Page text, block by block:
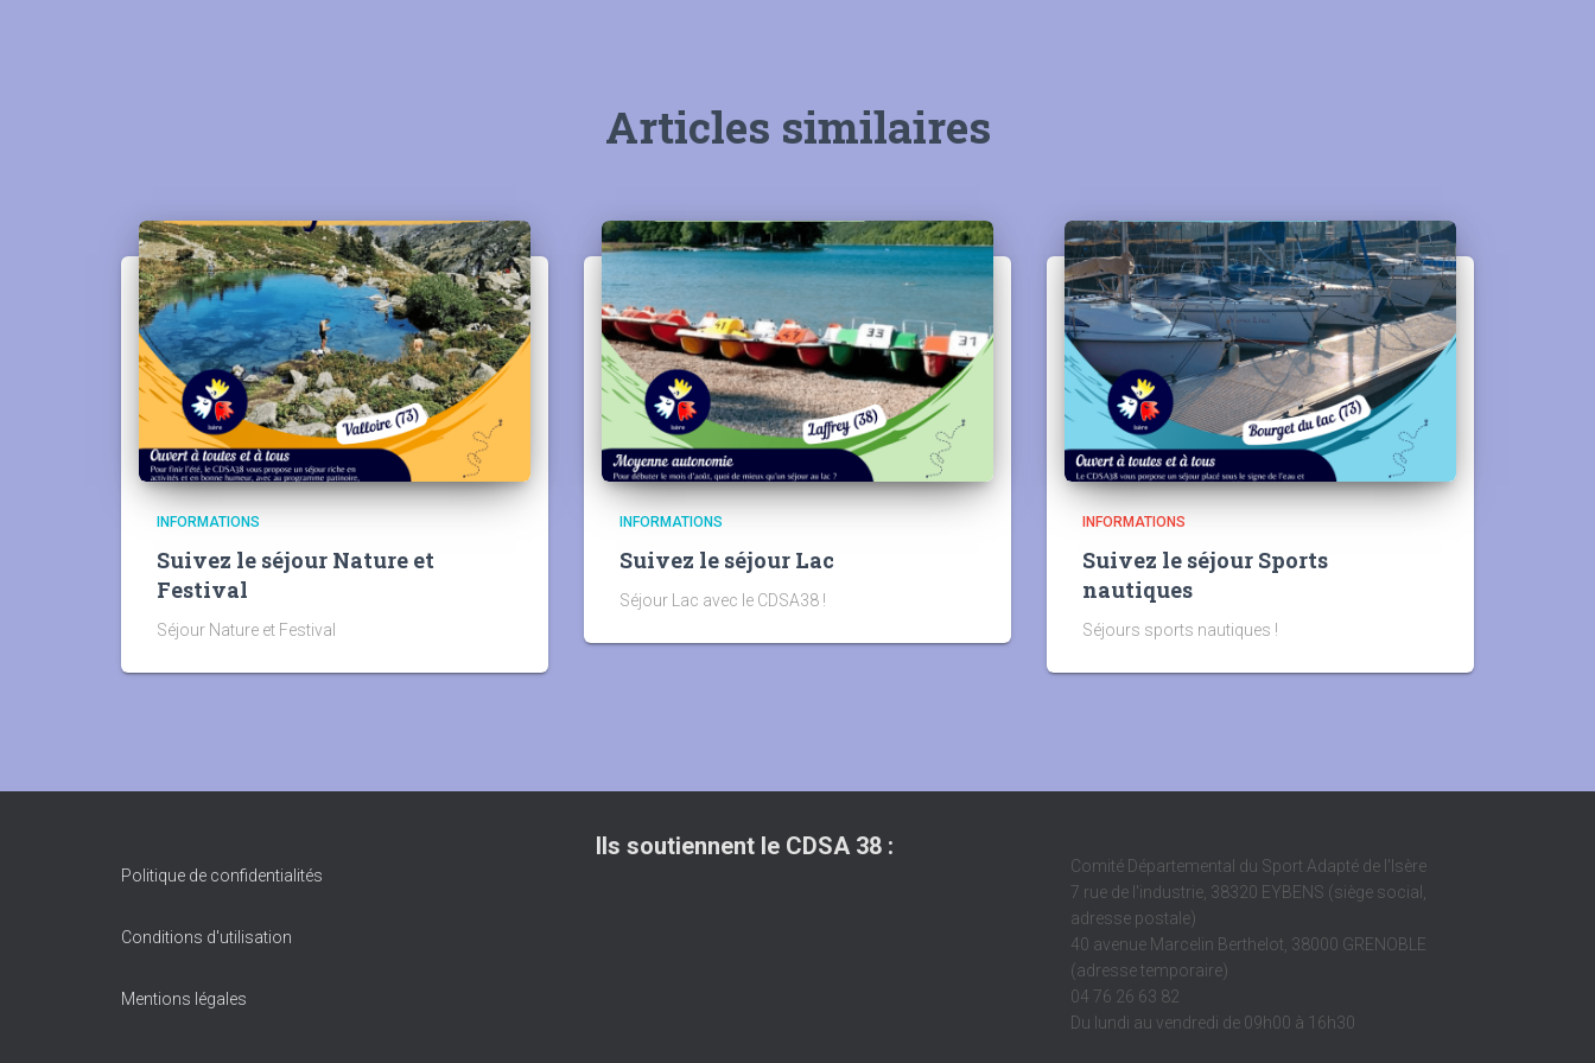
Articles similaires
INFORMATIONS
Suivez le séjour Nature et
Festival
Séjour Nature et Festival
INFORMATIONS
Suivez le séjour Lac
Séjour Lac avec le CDSA38 !
INFORMATIONS
Suivez le séjour Sports
nautiques
Séjours sports nautiques !
Politique de confidentialités
Conditions d'utilisation
Mentions légales
Ils soutiennent le CDSA 38 :
Comité Départemental du Sport Adapté de l'Isère
7 rue de l'industrie, 38320 EYBENS (siège social,
adresse postale)
40 avenue Marcelin Berthelot, 38000 GRENOBLE
(adresse temporaire)
04 76 26 63 82
Du lundi au vendredi de 09h00 à 16h30